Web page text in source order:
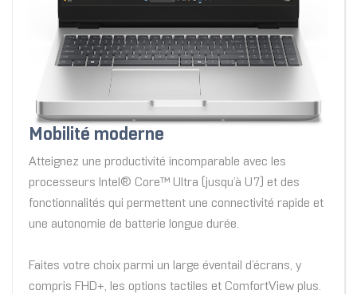
Mobilité moderne
Atteignez une productivité incomparable avec les
processeurs Intel® Core™ Ultra (jusqu’à U7) et des
fonctionnalités qui permettent une connectivité rapide et
une autonomie de batterie longue durée.
Faites votre choix parmi un large éventail d’écrans, y
compris FHD+, les options tactiles et ComfortView plus.